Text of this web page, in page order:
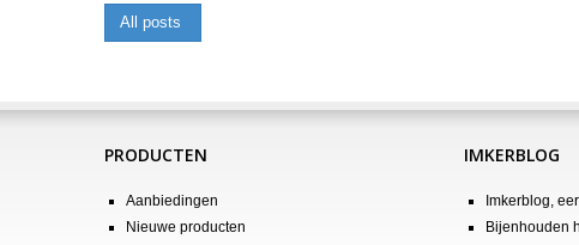
All posts
PRODUCTEN
Aanbiedingen
Nieuwe producten
IMKERBLOG
Imkerblog,
Bijenhouden